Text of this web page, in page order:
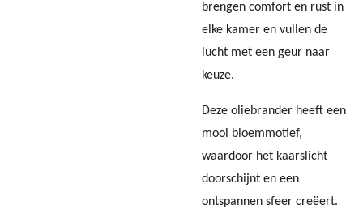
brengen comfort en rust in
elke kamer en vullen de
lucht met een geur naar
keuze.
Deze oliebrander heeft een
mooi bloemmotief,
waardoor het kaarslicht
doorschijnt en een
ontspannen sfeer creëert.